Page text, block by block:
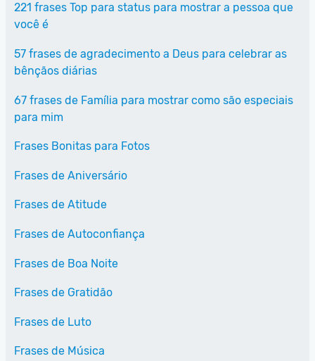
221 frases Top para status para mostrar a pessoa que
você é
57 frases de agradecimento a Deus para celebrar as
bênçãos diárias
67 frases de Família para mostrar como são especiais
para mim
Frases Bonitas para Fotos
Frases de Aniversário
Frases de Atitude
Frases de Autoconfiança
Frases de Boa Noite
Frases de Gratidão
Frases de Luto
Frases de Música